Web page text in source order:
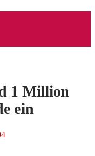
1 Million
ein